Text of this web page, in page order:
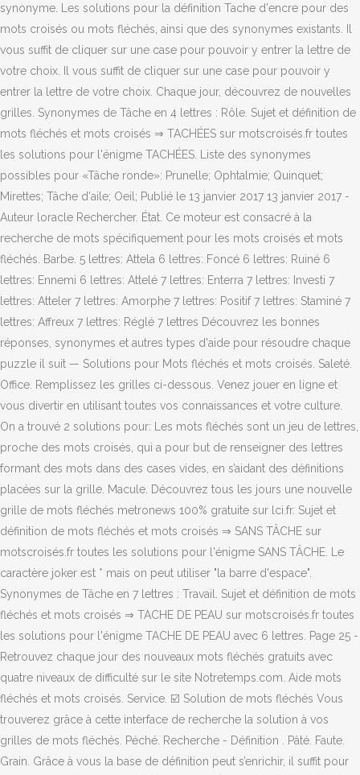
synonyme. Les solutions pour la définition Tache d'encre pour des
mots croisés ou mots fléchés, ainsi que des synonymes existants. Il
vous suffit de cliquer sur une case pour pouvoir y entrer la lettre de
votre choix. Il vous suffit de cliquer sur une case pour pouvoir y
entrer la lettre de votre choix. Chaque jour, découvrez de nouvelles
grilles. Synonymes de Tâche en 4 lettres : Rôle. Sujet et définition de
mots fléchés et mots croisés ⇒ TACHÉES sur motscroisés.fr toutes
les solutions pour l'énigme TACHÉES. Liste des synonymes
possibles pour «Tâche ronde»: Prunelle; Ophtalmie; Quinquet;
Mirettes; Tâche d'aile; Oeil; Publié le 13 janvier 2017 13 janvier 2017 -
Auteur loracle Rechercher. État. Ce moteur est consacré à la
recherche de mots spécifiquement pour les mots croisés et mots
fléchés. Barbe. 5 lettres: Attela 6 lettres: Foncé 6 lettres: Ruiné 6
lettres: Ennemi 6 lettres: Attelé 7 lettres: Enterra 7 lettres: Investi 7
lettres: Atteler 7 lettres: Amorphe 7 lettres: Positif 7 lettres: Staminé 7
lettres: Affreux 7 lettres: Réglé 7 lettres Découvrez les bonnes
réponses, synonymes et autres types d'aide pour résoudre chaque
puzzle il suit — Solutions pour Mots fléchés et mots croisés. Saleté.
Office. Remplissez les grilles ci-dessous. Venez jouer en ligne et
vous divertir en utilisant toutes vos connaissances et votre culture.
On a trouvé 2 solutions pour: Les mots fléchés sont un jeu de lettres,
proche des mots croisés, qui a pour but de renseigner des lettres
formant des mots dans des cases vides, en s’aidant des définitions
placées sur la grille. Macule. Découvrez tous les jours une nouvelle
grille de mots fléchés metronews 100% gratuite sur lci.fr. Sujet et
définition de mots fléchés et mots croisés ⇒ SANS TÂCHE sur
motscroisés.fr toutes les solutions pour l'énigme SANS TÂCHE. Le
caractère joker est * mais on peut utiliser "la barre d'espace".
Synonymes de Tâche en 7 lettres : Travail. Sujet et définition de mots
fléchés et mots croisés ⇒ TACHE DE PEAU sur motscroisés.fr toutes
les solutions pour l'énigme TACHE DE PEAU avec 6 lettres. Page 25 -
Retrouvez chaque jour des nouveaux mots fléchés gratuits avec
quatre niveaux de difficulté sur le site Notretemps.com. Aide mots
fléchés et mots croisés. Service. ☑️ Solution de mots fléchés Vous
trouverez grâce à cette interface de recherche la solution à vos
grilles de mots fléchés. Péché. Recherche - Définition . Pâté. Faute.
Grain. Grâce à vous la base de définition peut s’enrichir, il suffit pour